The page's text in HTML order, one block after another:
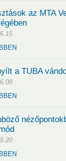
Nem akadémikus
az MTA
a TUBA